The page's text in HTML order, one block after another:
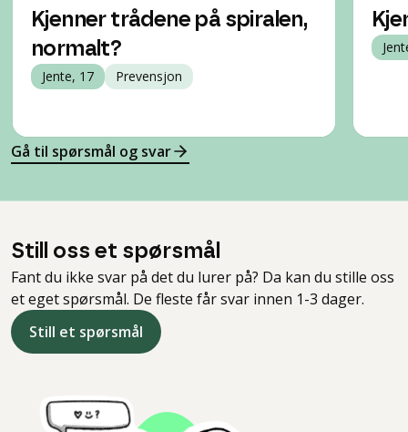
Kjenner trådene på spiralen,
normalt?
Jente, 17 Prevensjon
Gå til spørsmål og svar
Still oss et spørsmål
Fant du ikke svar på det du lurer på? Da kan du stille oss
et eget spørsmål. De fleste får svar innen 1-3 dager.
Still et spørsmål